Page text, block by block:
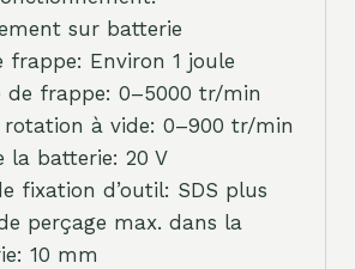
sur batterie
frappe: Environ 1 joule
de frappe: 0–5000 tr/min
rotation à vide: 0–900 tr/min
la batterie: 20 V
fixation d’outil: SDS plus
perçage max. dans la
10 mm